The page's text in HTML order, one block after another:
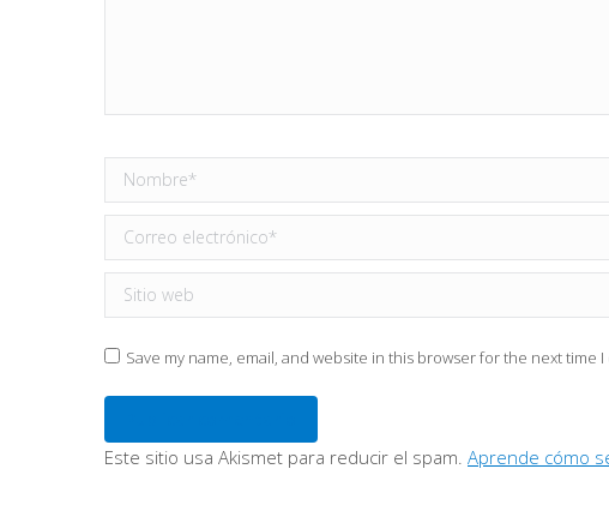
Nombre *
Correo electrónico *
Sitio web
Save my name, email, and website in this browser for the next time
Este sitio usa Akismet para reducir el spam. Aprende cómo